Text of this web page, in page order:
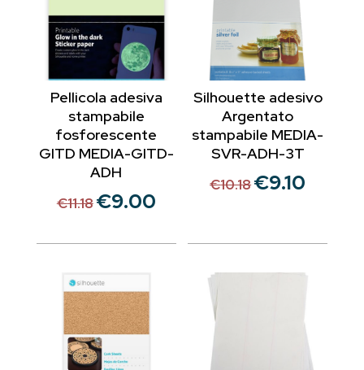
Pellicola adesiva
stampabile
fosforescente
GITD MEDIA-GITD-
ADH
€11.18 Il
originale
€11.18.
€9.00Il
attuale
Silhouette adesivo
Argentato
stampabile MEDIA-
SVR-ADH-3T
€10.18 Il
era:
€9.10
è: